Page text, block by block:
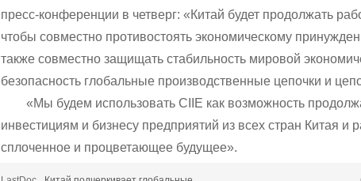
пресс-конференции в четверг: «Китай будет продолжать
чтобы совместно противостоять экономическому
также совместно защищать стабильность мировой
безопасность глобальные производственные цепочки и
«Мы будем использовать CIIE как возможность
инвестициям и бизнесу предприятий из всех стран Китая и
сплоченное и процветающее будущее».